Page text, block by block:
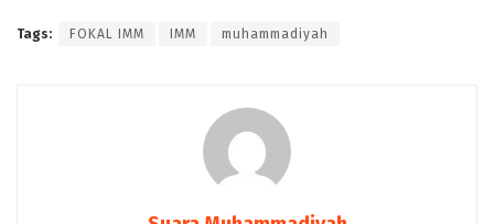
Tags: FOKAL IMM IMM muhammadiyah